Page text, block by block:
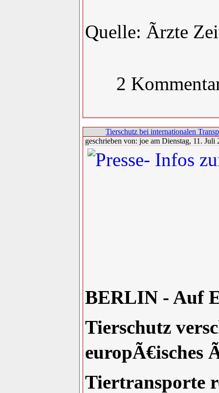
Quelle: Ãrzte
2
Tierschutz bei internationalen
geschrieben von: joe am Dienstag, 11.
BERLIN - Auf
Tierschutz
europÃ€isches
Tiertransporte